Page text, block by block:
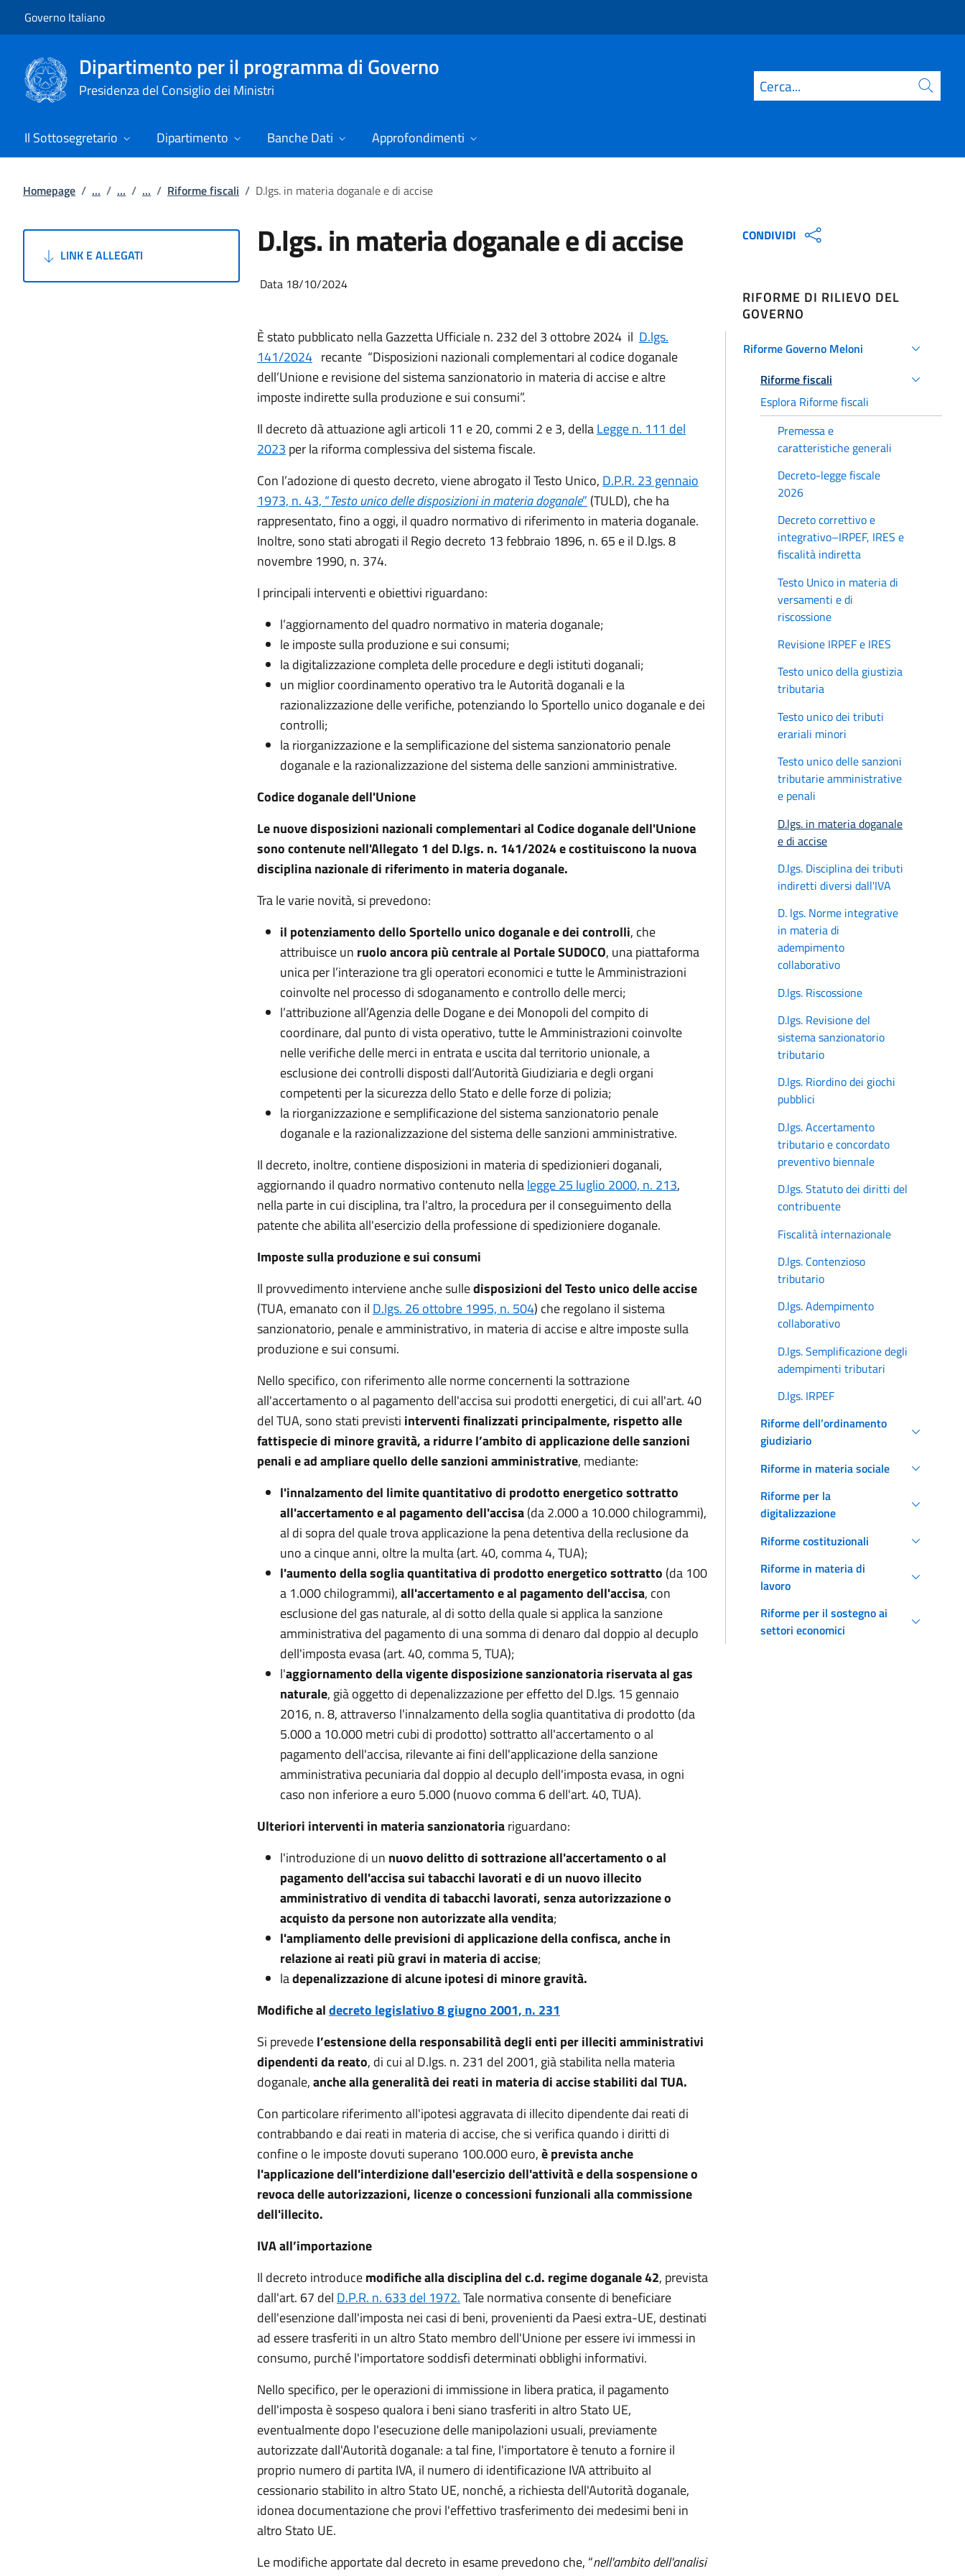
Governo Italiano
Dipartimento per il programma di Governo
Presidenza del Consiglio dei Ministri Cerca
Il Sottosegretario Dipartimento Banche Dati Approfondimenti
Homepage / ... / ... / ... / Riforme fiscali / D.lgs. in materia doganale e di accise
LINK E ALLEGATI D.lgs. in materia doganale e di accise
Data 18/10/2024
È stato pubblicato nella Gazzetta Ufficiale n. 232 del 3 ottobre 2024 il D.lgs.
141/2024 recante “Disposizioni nazionali complementari al codice doganale
dell’Unione e revisione del sistema sanzionatorio in materia di accise e altre
imposte indirette sulla produzione e sui consumi”.
Il decreto dà attuazione agli articoli 11 e 20, commi 2 e 3, dellaLegge n. 111 del
2023 per la riforma complessiva del sistema fiscale.
Con l’adozione di questo decreto, viene abrogato il Testo Unico, D.P.R. 23 gennaio
1973, n. 43, “Testo unico delle disposizioni in materia doganale” (TULD), che ha
rappresentato, fino a oggi, il quadro normativo di riferimento in materia doganale.
Inoltre, sono stati abrogati il Regio decreto 13 febbraio 1896, n. 65 e il D.lgs. 8
novembre 1990, n. 374.
I principali interventi e obiettivi riguardano:
l’aggiornamento del quadro normativo in materia doganale;
le imposte sulla produzione e sui consumi;
la digitalizzazione completa delle procedure e degli istituti doganali;
un miglior coordinamento operativo tra le Autorità doganali e la
razionalizzazione delle verifiche, potenziando lo Sportello unico doganale e dei
controlli;
la riorganizzazione e la semplificazione del sistema sanzionatorio penale
doganale e la razionalizzazione del sistema delle sanzioni amministrative.
Codice doganale dell'Unione
Le nuove disposizioni nazionali complementari al Codice doganale dell'Unione
sono contenute nell'Allegato 1 del D.lgs. n. 141/2024e costituiscono la nuova
disciplina nazionale di riferimento in materia doganale.
Tra le varie novità, si prevedono:
il potenziamento dello Sportello unico doganale e dei controlli, che
attribuisce un ruolo ancora più centrale al Portale SUDOCO, una piattaforma
unica per l’interazione tra gli operatori economici e tutte le Amministrazioni
coinvolte nel processo di sdoganamento e controllo delle merci;
l’attribuzione all’Agenzia delle Dogane e dei Monopoli del compito di
coordinare, dal punto di vista operativo, tutte le Amministrazioni coinvolte
nelle verifiche delle merci in entrata e uscita dal territorio unionale, a
esclusione dei controlli disposti dall’Autorità Giudiziaria e degli organi
competenti per la sicurezza dello Stato e delle forze di polizia;
la riorganizzazione e semplificazione del sistema sanzionatorio penale
doganale e la razionalizzazione del sistema delle sanzioni amministrative.
Il decreto, inoltre, contiene disposizioni in materia di spedizionieri doganali,
aggiornando il quadro normativo contenuto nellalegge 25 luglio 2000, n. 213,
nella parte in cui disciplina, tra l'altro, la procedura per il conseguimento della
patente che abilita all'esercizio della professione di spedizioniere doganale.
Imposte sulla produzione e sui consumi
Il provvedimento interviene anche sulledisposizioni del Testo unico delle accise
(TUA, emanato con il D.lgs. 26 ottobre 1995, n. 504) che regolano il sistema
sanzionatorio, penale e amministrativo, in materia di accise e altre imposte sulla
produzione e sui consumi.
Nello specifico, con riferimento alle norme concernenti la sottrazione
all'accertamento o al pagamento dell'accisa sui prodotti energetici, di cui all'art. 40
del TUA, sono stati previsti interventi finalizzati principalmente, rispetto alle
fattispecie di minore gravità, a ridurre l’ambito di applicazione delle sanzioni
penali e ad ampliare quello delle sanzioni amministrative, mediante:
l'innalzamento del limite quantitativo di prodotto energetico sottratto
all'accertamento e al pagamento dell'accisa(da 2.000 a 10.000 chilogrammi),
al di sopra del quale trova applicazione la pena detentiva della reclusione da
uno a cinque anni, oltre la multa (art. 40, comma 4, TUA);
l'aumento della soglia quantitativa di prodotto energetico sottratto (da 100
a 1.000 chilogrammi),all'accertamento e al pagamento dell'accisa, con
esclusione del gas naturale, al di sotto della quale si applica la sanzione
amministrativa del pagamento di una somma di denaro dal doppio al decuplo
dell'imposta evasa (art. 40, comma 5, TUA);
l'aggiornamento della vigente disposizione sanzionatoria riservata al gas
naturale, già oggetto di depenalizzazione per effetto del D.lgs. 15 gennaio
2016, n. 8, attraverso l'innalzamento della soglia quantitativa di prodotto (da
5.000 a 10.000 metri cubi di prodotto) sottratto all'accertamento o al
pagamento dell'accisa, rilevante ai fini dell'applicazione della sanzione
amministrativa pecuniaria dal doppio al decuplo dell'imposta evasa, in ogni
caso non inferiore a euro 5.000 (nuovo comma 6 dell'art. 40, TUA).
Ulteriori interventi in materia sanzionatoriariguardano:
l'introduzione di un nuovo delitto di sottrazione all'accertamento o al
pagamento dell'accisa sui tabacchi lavorati e di un nuovo illecito
amministrativo di vendita di tabacchi lavorati, senza autorizzazione o
acquisto da persone non autorizzate alla vendita;
l'ampliamento delle previsioni di applicazione della confisca, anche in
relazione ai reati più gravi in materia di accise;
ladepenalizzazione di alcune ipotesi di minore gravità.
Modifiche aldecreto legislativo 8 giugno 2001, n. 231
Si prevedel’estensione dellaresponsabilità degli enti per illeciti amministrativi
dipendenti da reato, di cui al D.lgs. n. 231 del 2001, già stabilita nella materia
doganale,anche alla generalità dei reati in materia di accise stabiliti dal TUA.
Con particolare riferimento all'ipotesi aggravata di illecito dipendente dai reati di
contrabbando e dai reati in materia di accise, che si verifica quando i diritti di
confine o le imposte dovuti superano 100.000 euro,è prevista anche
l'applicazione dell'interdizione dall'esercizio dell'attività e della sospensione o
revoca delle autorizzazioni, licenze o concessioni funzionali alla commissione
dell'illecito.
IVA all’importazione
Il decreto introducemodifiche alla disciplina del c.d. regime doganale 42, prevista
dall'art. 67 del D.P.R. n. 633 del 1972.Tale normativa consente di beneficiare
dell'esenzione dall'imposta nei casi di beni, provenienti da Paesi extra-UE, destinati
ad essere trasferiti in un altro Stato membro dell'Unione per essere ivi immessi in
consumo, purché l'importatore soddisfi determinati obblighi informativi.
Nello specifico, per le operazioni di immissione in libera pratica, il pagamento
dell'imposta è sospeso qualora i beni siano trasferiti in altro Stato UE,
eventualmente dopo l'esecuzione delle manipolazioni usuali, previamente
autorizzate dall'Autorità doganale: a tal fine, l'importatore è tenuto a fornire il
proprio numero di partita IVA, il numero di identificazione IVA attribuito al
cessionario stabilito in altro Stato UE, nonché, a richiesta dell'Autorità doganale,
idonea documentazione che provi l'effettivo trasferimento dei medesimi beni in
altro Stato UE.
Le modifiche apportate dal decreto in esame prevedono che, “nell'ambito dell'analisi
CONDIVIDI
RIFORME DI RILIEVO DEL
GOVERNO
Riforme Governo Meloni
Riforme fiscali
Esplora Riforme fiscali
Premessa e
caratteristiche generali
Decreto-legge fiscale
2026
Decreto correttivo e
integrativo–IRPEF, IRES e
fiscalità indiretta
Testo Unico in materia di
versamenti e di
riscossione
Revisione IRPEF e IRES
Testo unico della giustizia
tributaria
Testo unico dei tributi
erariali minori
Testo unico delle sanzioni
tributarie amministrative
e penali
D.lgs. in materia doganale
e di accise
D.lgs. Disciplina dei tributi
indiretti diversi dall'IVA
D. lgs. Norme integrative
in materia di
adempimento
collaborativo
D.lgs. Riscossione
D.lgs. Revisione del
sistema sanzionatorio
tributario
D.lgs. Riordino dei giochi
pubblici
D.lgs. Accertamento
tributario e concordato
preventivo biennale
D.lgs. Statuto dei diritti del
contribuente
Fiscalità internazionale
D.lgs. Contenzioso
tributario
D.lgs. Adempimento
collaborativo
D.lgs. Semplificazione degli
adempimenti tributari
D.lgs. IRPEF
Riforme dell’ordinamento
giudiziario
Riforme in materia sociale
Riforme per la
digitalizzazione
Riforme costituzionali
Riforme in materia di
lavoro
Riforme per il sostegno ai
settori economici